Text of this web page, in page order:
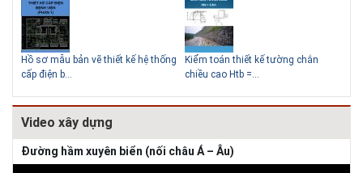
Giải pháp xử lý thấm chân
tường
Hồ sơ mẫu bản vẽ thiết kế hệ thống
cấp điện b...
Kiểm toán thiết kế tường chắn
chiều cao Htb =...
Video xây dựng
Đường hầm xuyên biển (nối châu Á – Âu)